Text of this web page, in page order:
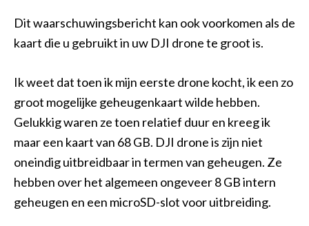
Dit waarschuwingsbericht kan ook voorkomen als de
kaart die u gebruikt in uw DJI drone te groot is.
Ik weet dat toen ik mijn eerste drone kocht, ik een zo
groot mogelijke geheugenkaart wilde hebben.
Gelukkig waren ze toen relatief duur en kreeg ik
maar een kaart van 68 GB. DJI drone is zijn niet
oneindig uitbreidbaar in termen van geheugen. Ze
hebben over het algemeen ongeveer 8 GB intern
geheugen en een microSD-slot voor uitbreiding.